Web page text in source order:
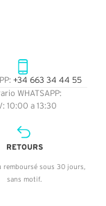
+34 663 34 44 55
WHATSAPP:
10:00 a 13:30
RETOURS
remboursé sous 30 jours,
sans motif.